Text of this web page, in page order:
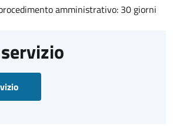
amministrativo: 30 giorni